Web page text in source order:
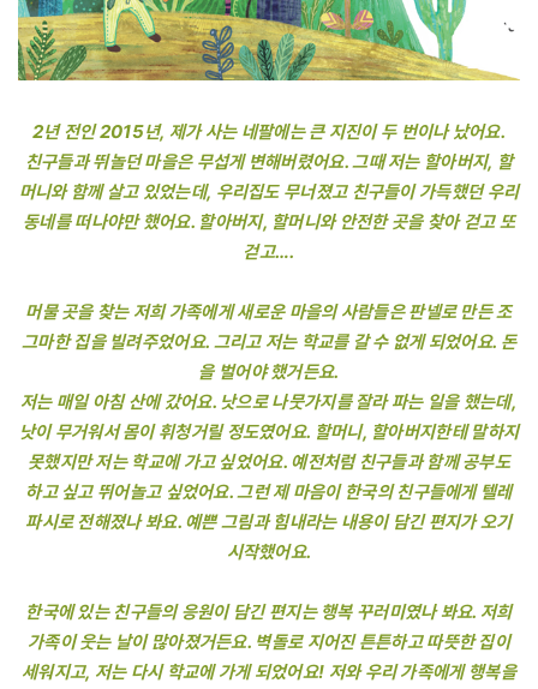
2년 전인 2015년, 제가 사는 네팔에는 큰 지진이 두 번이나 났어요.
친구들과 뛰놀던 마을은 무섭게 변해버렸어요. 그때 저는 할아버지, 할
머니와 함께 살고 있었는데, 우리집도 무너졌고 친구들이 가득했던 우리
동네를 떠나야만 했어요. 할아버지, 할머니와 안전한 곳을 찾아 걷고 또
걷고….
머물 곳을 찾는 저희 가족에게 새로운 마을의 사람들은 판넬로 만든 조
그마한 집을 빌려주었어요. 그리고 저는 학교를 갈 수 없게 되었어요. 돈
을 벌어야 했거든요.
저는 매일 아침 산에 갔어요. 낫으로 나뭇가지를 잘라 파는 일을 했는데,
낫이 무거워서 몸이 휘청거릴 정도였어요. 할머니, 할아버지한테 말하지
못했지만 저는 학교에 가고 싶었어요. 예전처럼 친구들과 함께 공부도
하고 싶고 뛰어놀고 싶었어요. 그런 제 마음이 한국의 친구들에게 텔레
파시로 전해졌나 봐요. 예쁜 그림과 힘내라는 내용이 담긴 편지가 오기
시작했어요.
한국에 있는 친구들의 응원이 담긴 편지는 행복 꾸러미였나 봐요. 저희
가족이 웃는 날이 많아졌거든요. 벽돌로 지어진 튼튼하고 따뜻한 집이
세워지고, 저는 다시 학교에 가게 되었어요! 저와 우리 가족에게 행복을